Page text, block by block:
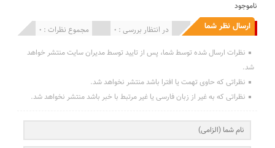
ناموجود
ارسال نظر شما مجموع نظرات : 0 در انتظار بررسی : 0 انتشار یافته : 0
نظرات ارسال شده توسط شما، پس از تایید توسط مدیران سایت منتشر خواهد
شد.
نظراتی که حاوی تهمت یا افترا باشد منتشر نخواهد شد.
نظراتی که به غیر از زبان فارسی یا غیر مرتبط با خبر باشد منتشر نخواهد شد.